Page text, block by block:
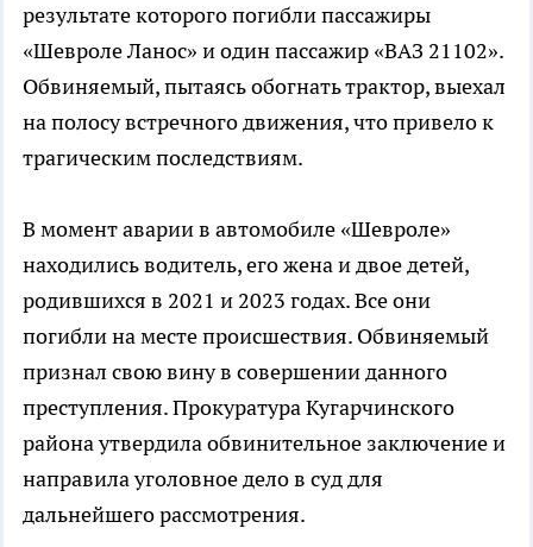
результате которого погибли пассажиры
«Шевроле Ланос» и один пассажир «ВАЗ 21102».
Обвиняемый, пытаясь обогнать трактор, выехал
на полосу встречного движения, что привело к
трагическим последствиям.
В момент аварии в автомобиле «Шевроле»
находились водитель, его жена и двое детей,
родившихся в 2021 и 2023 годах. Все они
погибли на месте происшествия. Обвиняемый
признал свою вину в совершении данного
преступления. Прокуратура Кугарчинского
района утвердила обвинительное заключение и
направила уголовное дело в суд для
дальнейшего рассмотрения.